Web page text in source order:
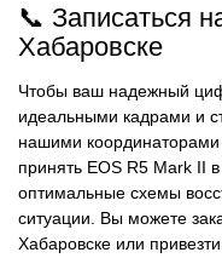
📞 Записаться
Хабаровске
Чтобы ваш надежный
идеальными кадрами и
нашими
принять EOS R5 Mark II
оптимальные схемы
ситуации. Вы можете
Хабаровске или